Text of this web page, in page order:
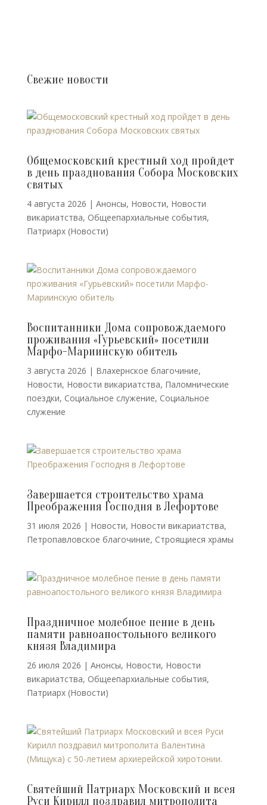
Свежие новости
Общемосковский крестный ход пройдет
в день празднования Собора Московских
святых
4 августа 2026 | Анонсы, Новости, Новости
викариатства, Общеепархиальные события,
Патриарх (Новости)
Воспитанники Дома сопровождаемого
проживания «Гурьевский» посетили
Марфо-Мариинскую обитель
3 августа 2026 | Влахернское благочиние,
Новости, Новости викариатства, Паломнические
поездки, Социальное служение, Социальное
служение
Завершается строительство храма
Преображения Господня в Лефортове
31 июля 2026 | Новости, Новости викариатства,
Петропавловское благочиние, Строящиеся храмы
Праздничное молебное пение в день
памяти равноапостольного великого
князя Владимира
26 июля 2026 | Анонсы, Новости, Новости
викариатства, Общеепархиальные события,
Патриарх (Новости)
Святейший Патриарх Московский и всея
Руси Кирилл поздравил митрополита